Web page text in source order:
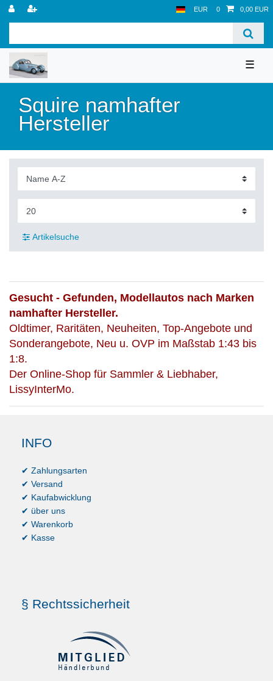
EUR 0 0,00 EUR
☰
Squire namhafter
Hersteller
Artikelsuche
Gesucht - Gefunden, Modellautos nach Marken
namhafter Hersteller.
Oldtimer, Raritäten, Neuheiten, Top-Angebote und
Sonderangebote, Neu u. OVP im Maßstab 1:43 bis
1:8.
Der Online-Shop für Sammler & Liebhaber,
LissyInterMo.
INFO
✔ Zahlungsarten
✔ Versand
✔ Kaufabwicklung
✔ über uns
✔ Warenkorb
✔ Kasse
§ Rechtssicherheit